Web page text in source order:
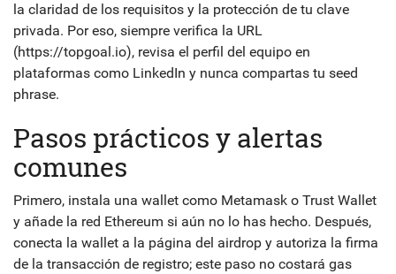
la claridad de los requisitos y la protección de tu clave
privada. Por eso, siempre verifica la URL
(https://topgoal.io), revisa el perfil del equipo en
plataformas como LinkedIn y nunca compartas tu seed
phrase.
Pasos prácticos y alertas
comunes
Primero, instala una wallet como Metamask o Trust Wallet
y añade la red Ethereum si aún no lo has hecho. Después,
conecta la wallet a la página del airdrop y autoriza la firma
de la transacción de registro; este paso no costará gas